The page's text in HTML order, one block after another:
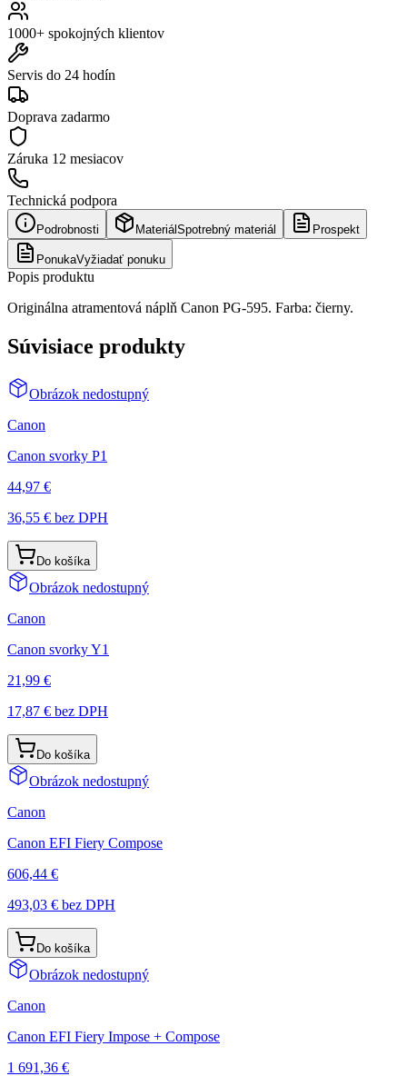
1000+ spokojných klientov
Servis do 24 hodín
Doprava zadarmo
Záruka 12 mesiacov
Technická podpora
Podrobnosti Materiál Spotrebný materiál Prospekt
PonukaVyžiadať ponuku
Popis produktu
Originálna atramentová náplň Canon PG-595. Farba: čierny.
Súvisiace produkty
Obrázok nedostupný
Canon
Canon svorky P1
44,97 €
36,55 € bez DPH
Do košíka
Obrázok nedostupný
Canon
Canon svorky Y1
21,99 €
17,87 € bez DPH
Do košíka
Obrázok nedostupný
Canon
Canon EFI Fiery Compose
606,44 €
493,03 € bez DPH
Do košíka
Obrázok nedostupný
Canon
Canon EFI Fiery Impose + Compose
1 691,36 €